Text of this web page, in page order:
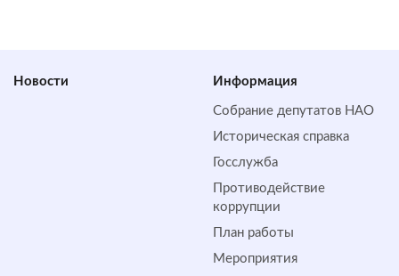
Новости Информация
Собрание депутатов НАО
Историческая справка
Госслужба
Противодействие
коррупции
План работы
Мероприятия